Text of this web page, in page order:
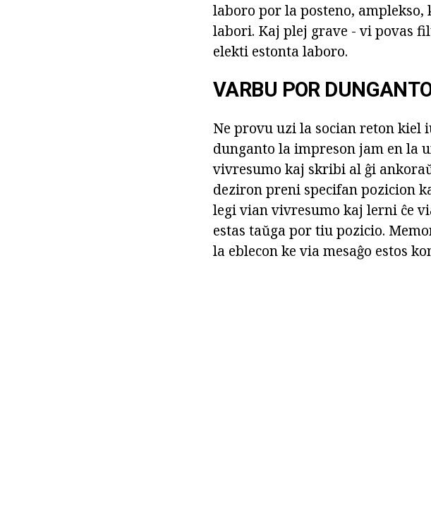
laboro por la posteno,
labori. Kaj plej grave - vi povas
elekti estonta laboro.
VARBU POR
Ne provu uzi la socian reton kiel
dunganto la impreson jam en la
vivresumo kaj skribi al ĝi
deziron preni specifan pozicion
legi vian vivresumo kaj lerni ĉe
estas taŭga por tiu pozicio.
la eblecon ke via mesaĝo estos